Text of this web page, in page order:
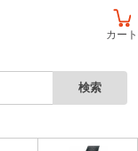
カート